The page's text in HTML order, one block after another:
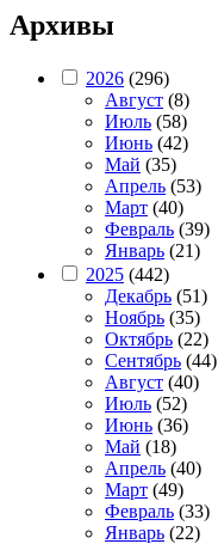
Архивы
2026 (296)
Август (8)
Июль (58)
Июнь (42)
Май (35)
Апрель (53)
Март (40)
Февраль (39)
Январь (21)
2025 (442)
Декабрь (51)
Ноябрь (35)
Октябрь (22)
Сентябрь (44)
Август (40)
Июль (52)
Июнь (36)
Май (18)
Апрель (40)
Март (49)
Февраль (33)
Январь (22)